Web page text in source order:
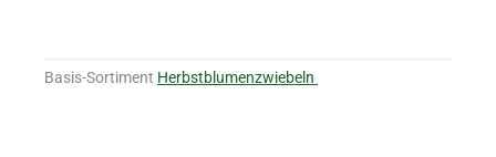
Basis-Sortiment Herbstblumenzwiebeln